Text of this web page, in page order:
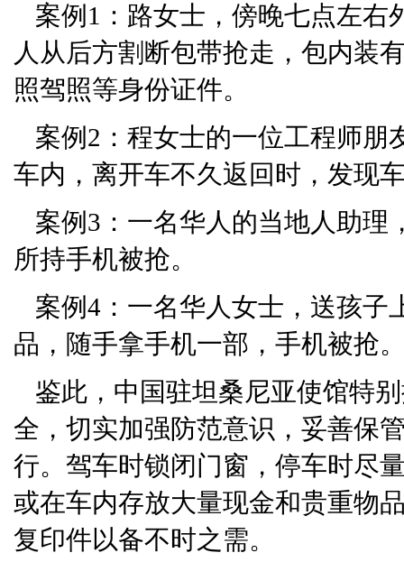
案例1：路女士，傍晚七点左右
人从后方割断包带抢走，包内装
照驾照等身份证件。
案例2：程女士的一位工程师朋
车内，离开车不久返回时，发现
案例3：一名华人的当地人助理
所持手机被抢。
案例4：一名华人女士，送孩子
品，随手拿手机一部，手机被抢
鉴此，中国驻坦桑尼亚使馆特
全，切实加强防范意识，妥善保
行。驾车时锁闭门窗，停车时尽
或在车内存放大量现金和贵重物
复印件以备不时之需。